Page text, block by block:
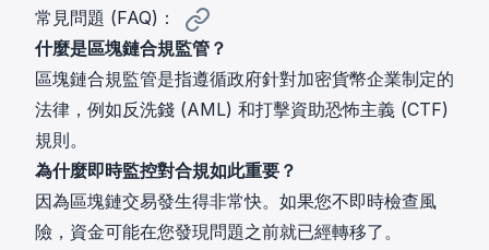
常見問題 (FAQ)：
什麼是區塊鏈合規監管？
區塊鏈合規監管是指遵循政府針對加密貨幣企業制定的
法律，例如反洗錢 (AML) 和打擊資助恐怖主義 (CTF)
規則。
為什麼即時監控對合規如此重要？
因為區塊鏈交易發生得非常快。如果您不即時檢查風
險，資金可能在您發現問題之前就已經轉移了。